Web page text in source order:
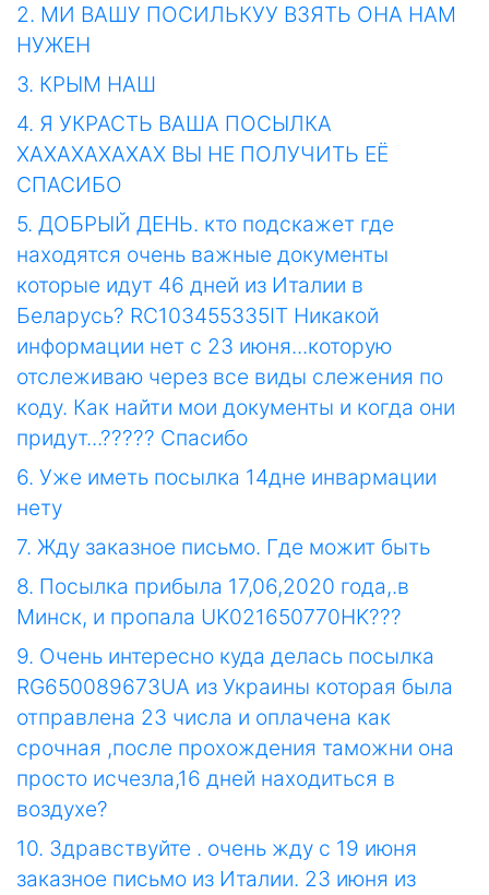
2. МИ ВАШУ ПОСИЛЬКУУ ВЗЯТЬ ОНА НАМ
НУЖЕН
3. КРЫМ НАШ
4. Я УКРАСТЬ ВАША ПОСЫЛКА
ХАХАХАХАХАХ ВЫ НЕ ПОЛУЧИТЬ ЕЁ
СПАСИБО
5. ДОБРЫЙ ДЕНЬ. кто подскажет где
находятся очень важные документы
которые идут 46 дней из Италии в
Беларусь? RC103455335IT Никакой
информации нет с 23 июня...которую
отслеживаю через все виды слежения по
коду. Как найти мои документы и когда они
придут...????? Спасибо
6. Уже иметь посылка 14дне инвармации
нету
7. Жду заказное письмо. Где можит быть
8. Посылка прибыла 17,06,2020 года,.в
Минск, и пропала UK021650770HK???
9. Очень интересно куда делась посылка
RG650089673UA из Украины которая была
отправлена 23 числа и оплачена как
срочная ,после прохождения таможни она
просто исчезла,16 дней находиться в
воздухе?
10. Здравствуйте . очень жду с 19 июня
заказное письмо из Италии. 23 июня из